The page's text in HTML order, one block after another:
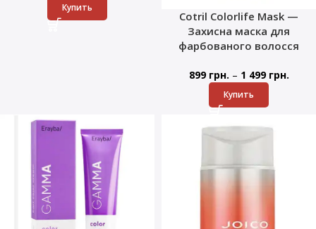
Купить
Cotril Colorlife Mask —
Захисна маска для
фарбованого волосся
899 грн. – 1 499 грн.
Купить